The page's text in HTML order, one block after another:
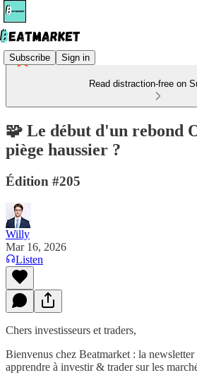
Subscribe Sign in
Read distraction-free on
🧩 Le début d'un rebond
piège haussier ?
Édition #205
Willy
Mar 16, 2026
Listen
Chers investisseurs et traders,
Bienvenus chez Beatmarket : la
apprendre à investir & trader sur les